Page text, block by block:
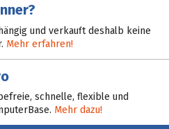
und verkauft deshalb keine
Mehr erfahren!
schnelle, flexible und
Mehr dazu!